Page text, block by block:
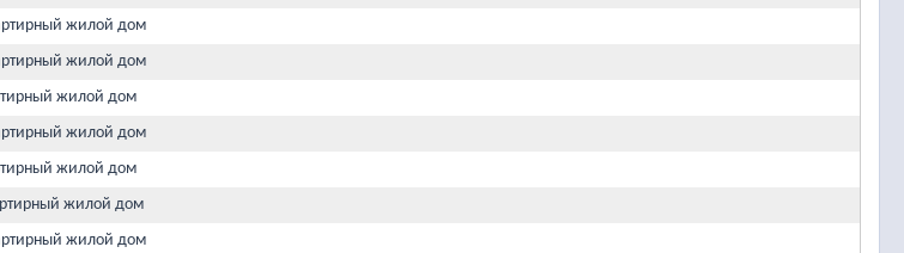
жилой дом
жилой дом
жилой дом
жилой дом
жилой дом
жилой дом
жилой дом